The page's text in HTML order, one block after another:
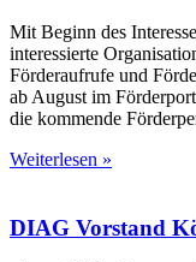
Mit Beginn des
interessierte
Förderaufrufe und
ab August im
die kommende
Weiterlesen »
DIAG Vorstand